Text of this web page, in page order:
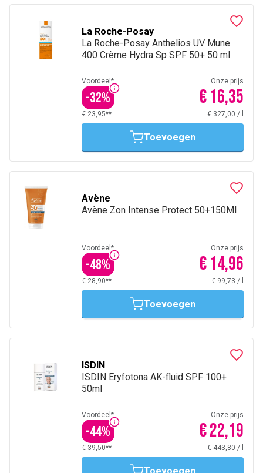
La Roche-Posay
La Roche-Posay Anthelios UV Mune
400 Crème Hydra Sp SPF 50+ 50 ml
Voordeel*
-32%
Onze prijs
€ 16,35
€ 23,95** € 327,00 /
Toevoegen
Avène
Avène Zon Intense Protect 50+150Ml
Voordeel*
-48%
Onze prijs
€ 14,96
€ 28,90** € 99,73 /
Toevoegen
ISDIN
ISDIN Eryfotona AK-fluid SPF 100+
50ml
Voordeel*
-44%
Onze prijs
€ 22,19
€ 39,50** € 443,80 /